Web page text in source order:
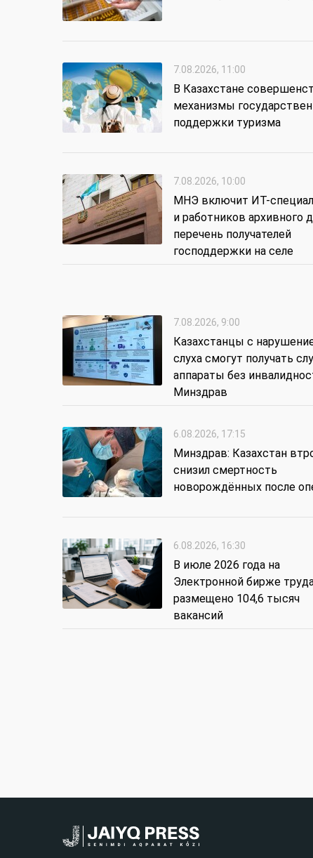
7.08.2026, 11:00
В Казахстане
механизмы
поддержки туризма
7.08.2026, 10:00
МНЭ включит ИТ-
и работников архивного
перечень получателей
господдержки на селе
7.08.2026, 9:00
Казахстанцы с
слуха смогут получать
аппараты без
Минздрав
6.08.2026, 17:15
Минздрав: Казахстан
снизил смертность
новорождённых после
6.08.2026, 16:30
В июле 2026 года на
Электронной бирже
размещено 104,6 тысяч
вакансий